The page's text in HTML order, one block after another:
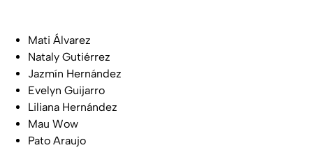
Mati Álvarez
Nataly Gutiérrez
Jazmín Hernández
Evelyn Guijarro
Liliana Hernández
Mau Wow
Pato Araujo